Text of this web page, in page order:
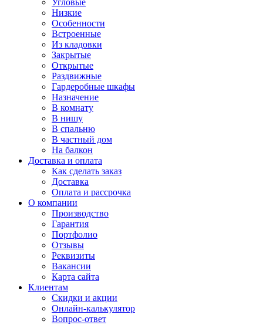
Угловые
Низкие
Особенности
Встроенные
Из кладовки
Закрытые
Открытые
Раздвижные
Гардеробные шкафы
Назначение
В комнату
В нишу
В спальню
В частный дом
На балкон
Доставка и оплата
Как сделать заказ
Доставка
Оплата и рассрочка
О компании
Производство
Гарантия
Портфолио
Отзывы
Реквизиты
Вакансии
Карта сайта
Клиентам
Скидки и акции
Онлайн-калькулятор
Вопрос-ответ